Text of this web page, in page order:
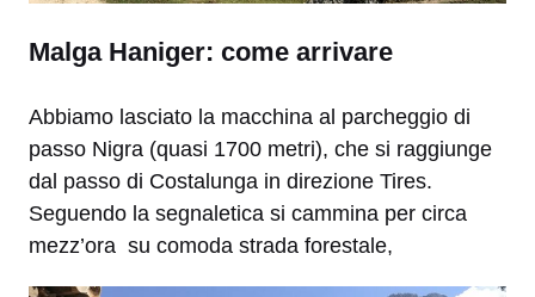
Malga Haniger: come arrivare
Abbiamo lasciato la macchina al parcheggio di
passo Nigra (quasi 1700 metri), che si raggiunge
dal passo di Costalunga in direzione Tires.
Seguendo la segnaletica si cammina per circa
mezz’ora su comoda strada forestale,